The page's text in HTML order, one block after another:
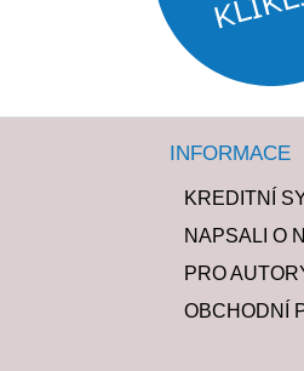
INFORMACE
KREDITNÍ
NAPSALI O
PRO
OBCHODNÍ